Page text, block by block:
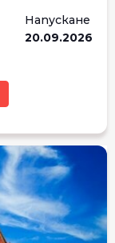
Напускане
20.09.2026